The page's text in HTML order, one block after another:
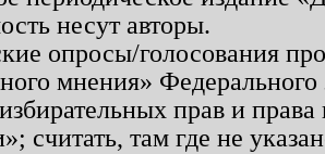
несут авторы.
опросы/голосования
мнения»
прав и
считать, там где не